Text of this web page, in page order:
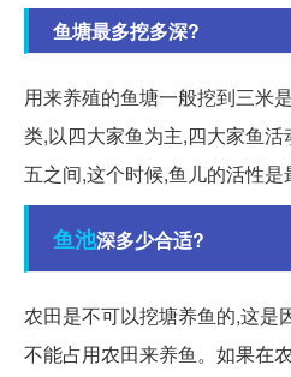
鱼塘最多挖多深?
用来养殖的鱼塘一般挖到三米
类,以四大家鱼为主,四大家鱼
五之间,这个时候,鱼儿的活性是
鱼池深多少合适?
农田是不可以挖塘养鱼的,这是
不能占用农田来养鱼。如果在